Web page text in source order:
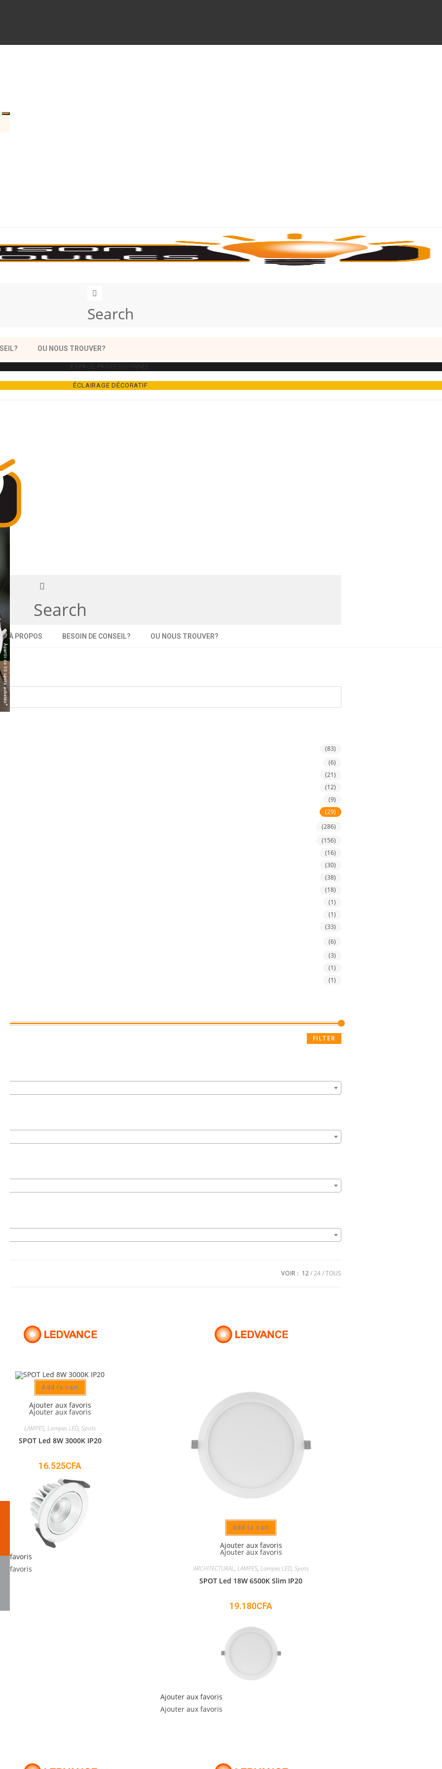
Search
OU NOUS TROUVER?
ESPACE PROFESSIONNEL
ÉCLAIRAGE DÉCORATIF
Search
À PROPOS BESOIN DE CONSEIL? OU NOUS TROUVER?
(83)
(6)
(21)
(12)
(9)
(29)
(286)
(156)
(16)
(30)
(38)
(18)
(1)
(1)
(33)
(6)
(3)
(1)
(1)
FILTER
VOIR : 12 24 TOUS
Add to cart
Ajouter aux favoris
Ajouter aux favoris
LAMPES,Lampes LED,Spots
SPOT Led 8W 3000K IP20
16.525CFA
favoris
favoris
Add to cart
Ajouter aux favoris
Ajouter aux favoris
ARCHITECTURAL, LAMPES, Lampes LED, Spots
SPOT Led 18W 6500K Slim IP20
19.180CFA
Ajouter aux favoris
Ajouter aux favoris